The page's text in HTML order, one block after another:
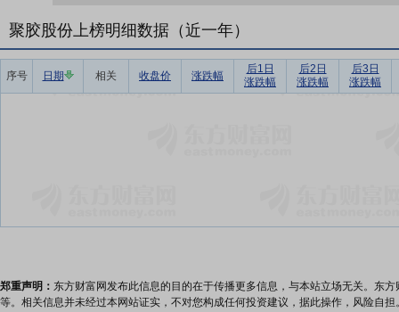
聚胶股份上榜明细数据（近一年）
序号 日期 相关 收盘价 涨跌幅
后1日
涨跌幅
后2日
涨跌幅
后3日
涨跌幅
郑重声明： 东方财富网发布此信息的目的在于传播更多信息，与本站立场无关。东
等。相关信息并未经过本网站证实，不对您构成任何投资建议，据此操作，风险自担